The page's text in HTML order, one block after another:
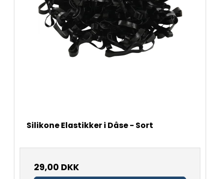
Silikone Elastikker i Dåse - Sort
29,00 DKK